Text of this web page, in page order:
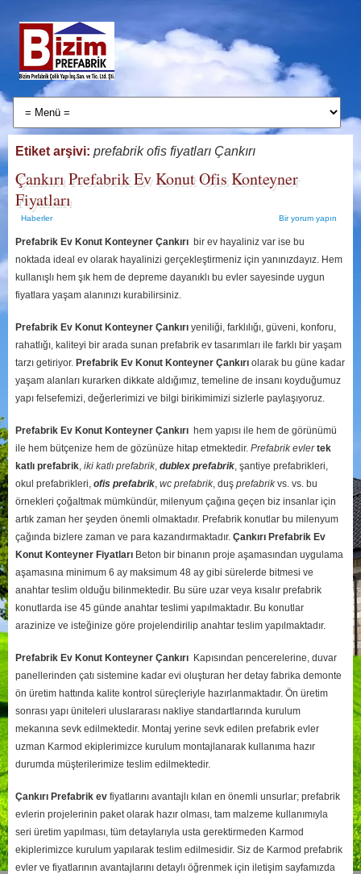
Etiket arşivi: prefabrik ofis fiyatları Çankırı
Çankırı Prefabrik Ev Konut Ofis Konteyner
Fiyatları
Haberler Bir yorum yapın
Prefabrik Ev Konut Konteyner Çankırıbir ev hayaliniz var ise bu
noktada ideal ev olarak hayalinizi gerçekleştirmeniz için yanınızdayız. Hem
kullanışlı hem şık hem de depreme dayanıklı bu evler sayesinde uygun
fiyatlara yaşam alanınızı kurabilirsiniz.
Prefabrik Ev Konut Konteyner Çankırıyeniliği, farklılığı, güveni, konforu,
rahatlığı, kaliteyi bir arada sunan prefabrik ev tasarımları ile farklı bir yaşam
tarzı getiriyor. Prefabrik Ev Konut Konteyner Çankırı olarak bu güne kadar
yaşam alanları kurarken dikkate aldığımız, temeline de insanı koyduğumuz
yapı felsefemizi, değerlerimizi ve bilgi birikimimizi sizlerle paylaşıyoruz.
Prefabrik Ev Konut Konteyner Çankırıhem yapısı ile hem de görünümü
ile hem bütçenize hem de gözünüze hitap etmektedir. Prefabrik evler tek
katlı prefabrik, iki katlı prefabrik, dublex prefabrik, şantiye prefabrikleri,
okul prefabrikleri, ofis prefabrik, wc prefabrik, duş prefabrikvs. vs. bu
örnekleri çoğaltmak mümkündür, milenyum çağına geçen biz insanlar için
artık zaman her şeyden önemli olmaktadır. Prefabrik konutlar bu milenyum
çağında bizlere zaman ve para kazandırmaktadır. Çankırı Prefabrik Ev
Konut Konteyner Fiyatları Beton bir binanın proje aşamasından uygulama
aşamasına minimum 6 ay maksimum 48 ay gibi sürelerde bitmesi ve
anahtar teslim olduğu bilinmektedir. Bu süre uzar veya kısalır prefabrik
konutlarda ise 45 günde anahtar teslimi yapılmaktadır. Bu konutlar
arazinize ve isteğinize göre projelendirilip anahtar teslim yapılmaktadır.
Prefabrik Ev Konut Konteyner ÇankırıKapısından pencerelerine, duvar
panellerinden çatı sistemine kadar evi oluşturan her detay fabrika demonte
ön üretim hattında kalite kontrol süreçleriyle hazırlanmaktadır. Ön üretim
sonrası yapı üniteleri uluslararası nakliye standartlarında kurulum
mekanına sevk edilmektedir. Montaj yerine sevk edilen prefabrik evler
uzman Karmod ekiplerimizce kurulum montajlanarak kullanıma hazır
durumda müşterilerimize teslim edilmektedir.
ÇankırıPrefabrik evfiyatlarını avantajlı kılan en önemli unsurlar; prefabrik
evlerin projelerinin paket olarak hazır olması, tam malzeme kullanımıyla
seri üretim yapılması, tüm detaylarıyla usta gerektirmeden Karmod
ekiplerimizce kurulum yapılarak teslim edilmesidir. Siz de Karmod prefabrik
evler ve fiyatlarının avantajlarını detaylı öğrenmek için iletişim sayfamızda